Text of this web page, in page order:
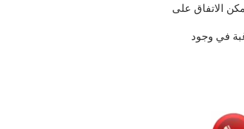
الاتفاق على
في وجود